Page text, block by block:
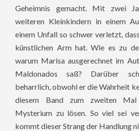
Geheimnis gemacht. Mit zwei
weiteren Kleinkindern in einem
einem Unfall so schwer verletzt,
künstlichen Arm hat.Wie es zu
warum Marisa ausgerechnet im
Maldonados saß? Darüber
beharrlich, obwohl er die Wahrheit
diesem Band zum zweiten
Mysterium zu lösen. So viel sei
kommt dieser Strang der Handlung